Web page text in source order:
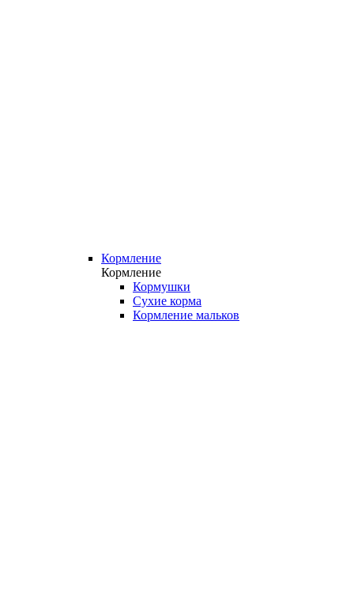
Кормление
Кормление
Кормушки
Сухие корма
Кормление мальков